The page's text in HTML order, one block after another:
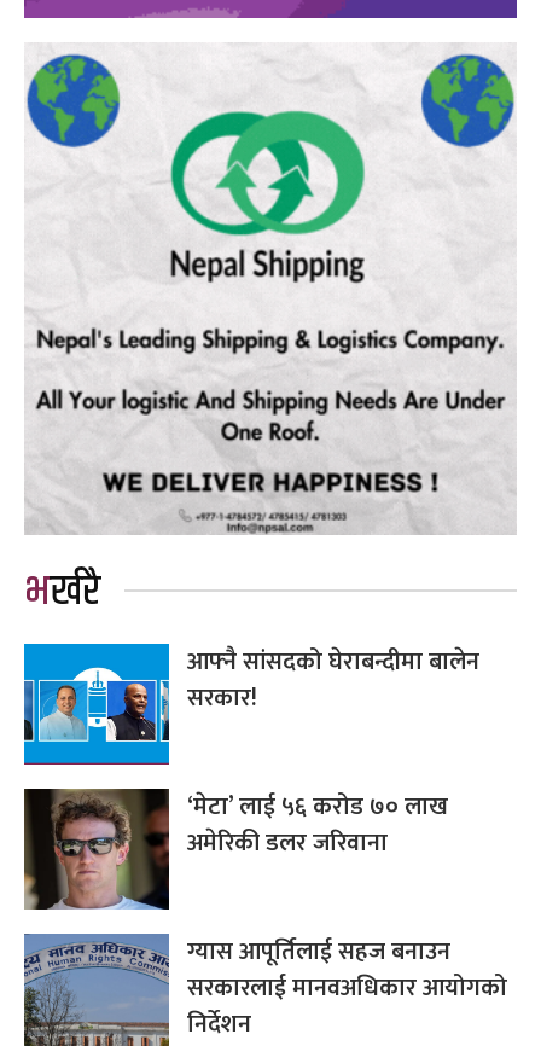
भर्खरै
आफ्नै सांसदको घेराबन्दीमा बालेन
सरकार!
‘मेटा’ लाई ५६ करोड ७० लाख
अमेरिकी डलर जरिवाना
ग्यास आपूर्तिलाई सहज बनाउन
सरकारलाई मानवअधिकार आयोगको
निर्देशन